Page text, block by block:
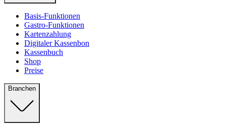
Basis-Funktionen
Gastro-Funktionen
Kartenzahlung
Digitaler Kassenbon
Kassenbuch
Shop
Preise
Branchen